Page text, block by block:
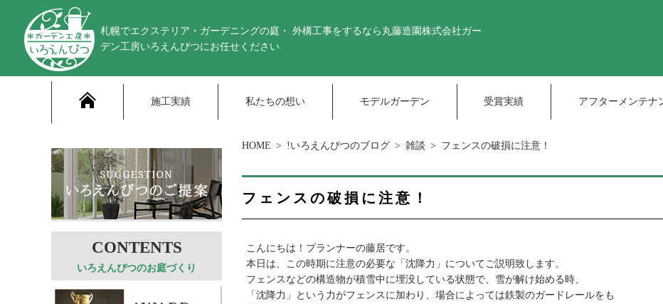
札幌でエクステリア・ガーデニングの庭・ 外構工事をするなら丸藤造園株式会社ガー
デン工房いろえんぴつにお任せください
施工実績 私たちの想い モデルガーデン 受賞実績 アフターメンテナ
HOME !いろえんぴつのブログ 雑談 フェンスの破損に注意！
フェンスの破損に注意！
こんにちは！プランナーの藤居です。
本日は、この時期に注意の必要な「沈降力」についてご説明致します。
フェンスなどの構造物が積雪中に埋没している状態で、雪が解け始める時、
「沈降力」という力がフェンスに加わり、場合によっては鉄製のガードレールをも
いろえんぴつのお庭づくり